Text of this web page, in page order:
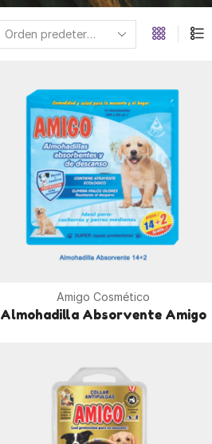
Amigo Cosmético
Almohadilla Absorvente Amigo